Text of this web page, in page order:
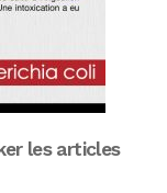
les articles